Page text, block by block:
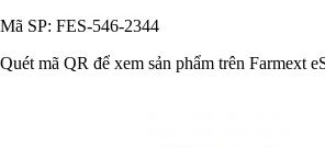
Mã SP: FES-546-2344
Quét mã QR để xem sản phẩm trên Farmext